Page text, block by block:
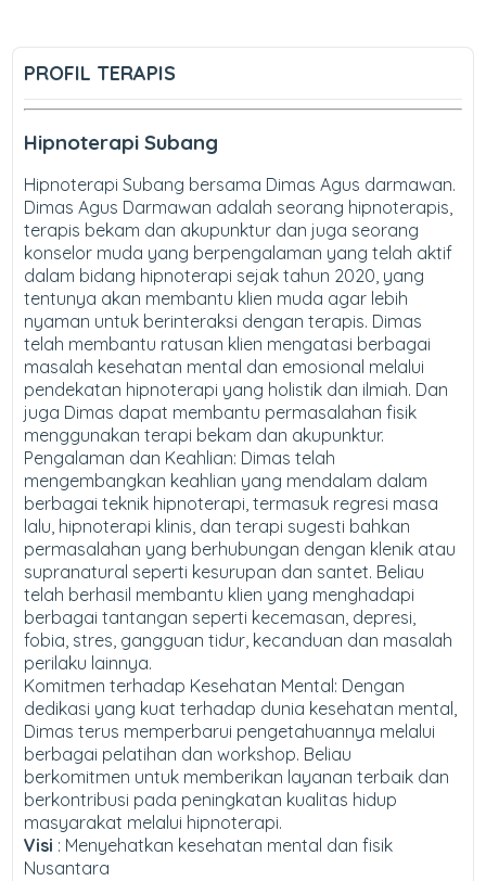
PROFIL TERAPIS
Hipnoterapi Subang
Hipnoterapi Subang bersama Dimas Agus darmawan.
Dimas Agus Darmawan adalah seorang hipnoterapis,
terapis bekam dan akupunktur dan juga seorang
konselor muda yang berpengalaman yang telah aktif
dalam bidang hipnoterapi sejak tahun 2020, yang
tentunya akan membantu klien muda agar lebih
nyaman untuk berinteraksi dengan terapis. Dimas
telah membantu ratusan klien mengatasi berbagai
masalah kesehatan mental dan emosional melalui
pendekatan hipnoterapi yang holistik dan ilmiah. Dan
juga Dimas dapat membantu permasalahan fisik
menggunakan terapi bekam dan akupunktur.
Pengalaman dan Keahlian: Dimas telah
mengembangkan keahlian yang mendalam dalam
berbagai teknik hipnoterapi, termasuk regresi masa
lalu, hipnoterapi klinis, dan terapi sugesti bahkan
permasalahan yang berhubungan dengan klenik atau
supranatural seperti kesurupan dan santet. Beliau
telah berhasil membantu klien yang menghadapi
berbagai tantangan seperti kecemasan, depresi,
fobia, stres, gangguan tidur, kecanduan dan masalah
perilaku lainnya.
Komitmen terhadap Kesehatan Mental: Dengan
dedikasi yang kuat terhadap dunia kesehatan mental,
Dimas terus memperbarui pengetahuannya melalui
berbagai pelatihan dan workshop. Beliau
berkomitmen untuk memberikan layanan terbaik dan
berkontribusi pada peningkatan kualitas hidup
masyarakat melalui hipnoterapi.
Visi : Menyehatkan kesehatan mental dan fisik
Nusantara